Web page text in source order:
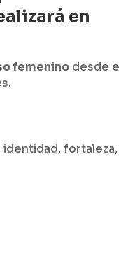
en
femenino desde
identidad, fortaleza,